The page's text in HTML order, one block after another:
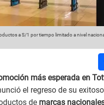
a S/1 por tiempo limitado a nivel
más esperada en
el regreso de su
de marcas